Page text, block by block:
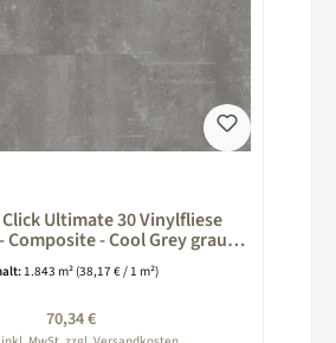
Ultimate 30 Vinylfliese
Composite - Cool Grey grau
260024006
1.843 m² (38,17 € / 1 m²)
Regulärer Preis:
70,34 €